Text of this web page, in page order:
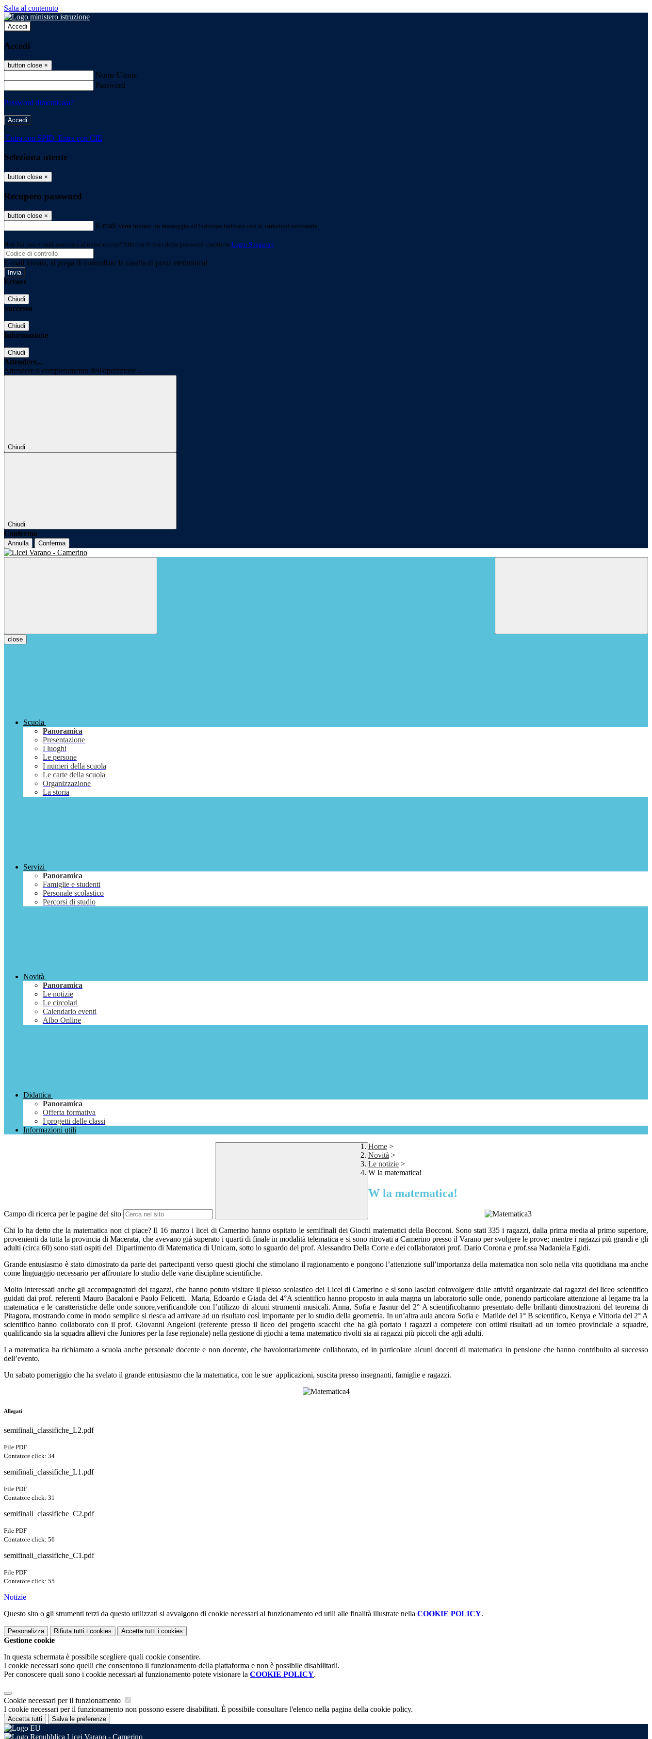
Salta al contenuto
Accedi
Accedi
button close ×
Nome Utente
Password
Password dimenticata?
-
Entra con SPID Entra con CIE
Seleziona utente
button close ×
Recupero password
button close ×
E-mail Verrà inviato un messaggio all'indirizzo indicato con le istruzioni necessarie.
Non hai una e-mail associata al nome utente? Effettua il reset della password tramite la Login Spaggiari
E-mail inviata, si prega di controllare la casella di posta elettronica!
Errore
Chiudi
Successo
Chiudi
Informazione
Chiudi
Attendere...
Attendere il completamento dell'operazione...
Chiudi
Chiudi
Conferma
Annulla Conferma
close
Scuola
Panoramica
Presentazione
I luoghi
Le persone
I numeri della scuola
Le carte della scuola
Organizzazione
La storia
Servizi
Panoramica
Famiglie e studenti
Personale scolastico
Percorsi di studio
Novità
Panoramica
Le notizie
Le circolari
Calendario eventi
Albo Online
Didattica
Panoramica
Offerta formativa
I progetti delle classi
Informazioni utili
Campo di ricerca per le pagine del sito
Home >
Novità >
Le notizie >
W la matematica!
W la matematica!
Chi lo ha detto che la matematica non ci piace? Il 16 marzo i licei di Camerino hanno ospitato le semifinali dei Giochi matematici della Bocconi. Sono stati 335 i ragazzi, dalla prima media al primo superiore,
provenienti da tutta la provincia di Macerata, che avevano già superato i quarti di finale in modalità telematica e si sono ritrovati a Camerino presso il Varano per svolgere le prove; mentre i ragazzi più grandi e gli
adulti (circa 60) sono stati ospiti del Dipartimento di Matematica di Unicam, sotto lo sguardo del prof. Alessandro Della Corte e dei collaboratori prof. Dario Corona e prof.ssa Nadaniela Egidi.
Grande entusiasmo è stato dimostratoda parte dei partecipanti verso questi giochi che stimolano il ragionamento e pongono l’attenzione sull’importanza della matematicanon solonella vita quotidiana ma anche
come linguaggio necessario per affrontare lo studio delle varie discipline scientifiche.
Molto interessati anche gli accompagnatori dei ragazzi, che hanno potuto visitare il plesso scolastico dei Licei di Camerino esi sono lasciati coinvolgere dalle attività organizzate dai ragazzi del liceo scientifico
guidati dai prof. referenti Mauro Bacaloni e Paolo Felicetti. Maria, Edoardo e Giada del 4°A scientifico hanno propostoin aula magna un laboratorio sulle onde, ponendo particolare attenzione al legame tra la
matematica e le caratteristiche delle onde sonore,verificandole con l’utilizzo di alcuni strumenti musicali. Anna, Sofia e Jasnurdel 2° A scientificohanno presentato delle brillanti dimostrazioni del teorema di
Pitagora, mostrando come in modo semplice si riesca ad arrivare ad un risultato così importante per lo studio della geometria. In un’altra aula ancora Sofia e Matilde del 1° B scientifico, Kenya e Vittoria del 2° A
scientifico hanno collaborato con il prof. Giovanni Angeloni (referente presso il liceo del progetto scacchi che ha già portato i ragazzi a competere con ottimi risultati ad un torneo provinciale a squadre,
qualificando sia la squadra allievi che Juniores per la fase regionale) nella gestione di giochi a tema matematico rivolti sia ai ragazzi più piccoli che agli adulti.
La matematica ha richiamato a scuola anche personale docente e non docente, che havolontariamente collaborato, ed in particolare alcuni docenti di matematica in pensione che hanno contribuito al successo
dell’evento.
Un sabato pomeriggio che ha svelato il grande entusiasmo che la matematica, con le sue applicazioni, suscita presso insegnanti, famiglie e ragazzi.
Allegati
semifinali_classifiche_L2.pdf
File PDF
Contatore click: 34
semifinali_classifiche_L1.pdf
File PDF
Contatore click: 31
semifinali_classifiche_C2.pdf
File PDF
Contatore click: 56
semifinali_classifiche_C1.pdf
File PDF
Contatore click: 55
Notizie
Questo sito o gli strumenti terzi da questo utilizzati si avvalgono di cookie necessari al funzionamento ed utili alle finalità illustrate nella COOKIE POLICY.
Personalizza Rifiuta tutti i cookies Accetta tutti i cookies
Gestione cookie
In questa schermata è possibile scegliere quali cookie consentire.
I cookie necessari sono quelli che consentono il funzionamento della piattaforma e non è possibile disabilitarli.
Per conoscere quali sono i cookie necessari al funzionamento potete visionare la COOKIE POLICY.
Cookie necessari per il funzionamento
I cookie necessari per il funzionamento non possono essere disabilitati. È possibile consultare l'elenco nella pagina della cookie policy.
Accetta tutti Salva le preferenze
Licei Varano - Camerino